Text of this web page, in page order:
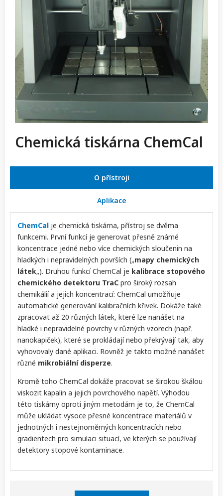
Chemická tiskárna ChemCal
O přístroji
Aplikace
ChemCal je chemická tiskárna, přístroj se dvěma
funkcemi. První funkcí je generovat přesně známé
koncentrace jedné nebo více chemických sloučenin na
hladkých i nepravidelných površích („mapy chemických
látek„). Druhou funkcí ChemCal je kalibrace stopového
chemického detektoru TraC pro široký rozsah
chemikálií a jejich koncentrací: ChemCal umožňuje
automatické generování kalibračních křivek. Dokáže také
zpracovat až 20 různých látek, které lze nanášet na
hladké i nepravidelné povrchy v různých vzorech (např.
nanokapiček), které se prokládají nebo překrývají tak, aby
vyhovovaly dané aplikaci. Rovněž je takto možné nanášet
různé mikrobiální disperze.
Kromě toho ChemCal dokáže pracovat se širokou škálou
viskozit kapalin a jejich povrchového napětí. Výhodou
této tiskárny oproti jiným metodám je to, že ChemCal
může ukládat vysoce přesné koncentrace materiálů v
jednotných i nestejnoměrných koncentracích nebo
gradientech pro simulaci situací, ve kterých se používají
detektory stopové kontaminace.